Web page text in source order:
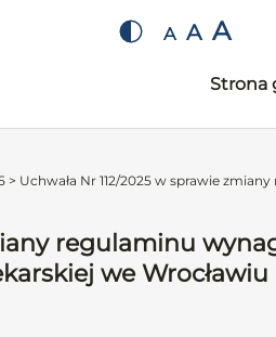
A A A
Strona
> Uchwała Nr 112/2025 w sprawie
regulaminu
we Wrocławiu